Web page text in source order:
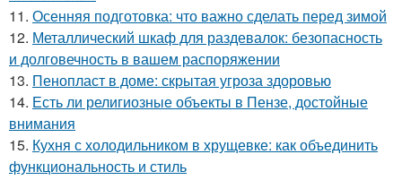
11. Осенняя подготовка: что важно сделать перед зимой
12. Металлический шкаф для раздевалок: безопасность
и долговечность в вашем распоряжении
13. Пенопласт в доме: скрытая угроза здоровью
14. Есть ли религиозные объекты в Пензе, достойные
внимания
15. Кухня с холодильником в хрущевке: как объединить
функциональность и стиль